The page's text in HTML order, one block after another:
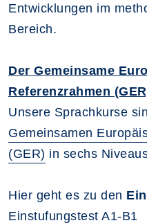
Entwicklungen im
Bereich.
Der Gemeinsame
Referenzrahmen
Unsere Sprachkurse
Gemeinsamen
(GER) in sechs
Hier geht es zu den
Einstufungstest A1-B1